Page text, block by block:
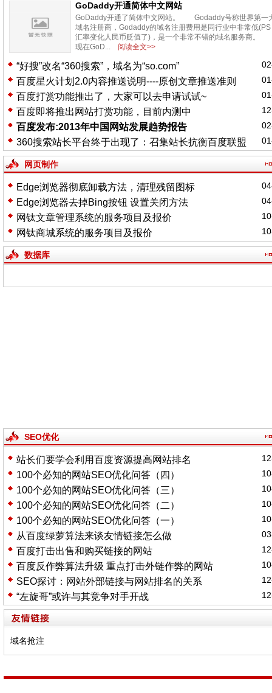
GoDaddy开通简体中文网站
GoDaddy开通了简体中文网站。 Godaddy号称世界第一
域名注册商，Godaddy的域名注册费用是同行业中非常低
汇率变化人民币贬值了)，是一个非常不错的域名服务商
现在GoD...
阅读全文>>
“好搜”改名“360搜索”，域名为“so.com”
百度星火计划2.0内容推送说明----原创文章推送准则
百度打赏功能推出了，大家可以去申请试试~
百度即将推出网站打赏功能，目前内测中
百度发布:2013年中国网站发展趋势报告
360搜索站长平台终于出现了：召集站长抗衡百度联盟
网页制作
Edge浏览器彻底卸载方法，清理残留图标
Edge浏览器去掉Bing按钮 设置关闭方法
网钛文章管理系统的服务项目及报价
网钛商城系统的服务项目及报价
数据库
SEO优化
站长们要学会利用百度资源提高网站排名
100个必知的网站SEO优化问答（四）
100个必知的网站SEO优化问答（三）
100个必知的网站SEO优化问答（二）
100个必知的网站SEO优化问答（一）
从百度绿萝算法来谈友情链接怎么做
百度打击出售和购买链接的网站
百度反作弊算法升级 重点打击外链作弊的网站
SEO探讨：网站外部链接与网站排名的关系
“左旋哥”或许与其竞争对手开战
域名抢注